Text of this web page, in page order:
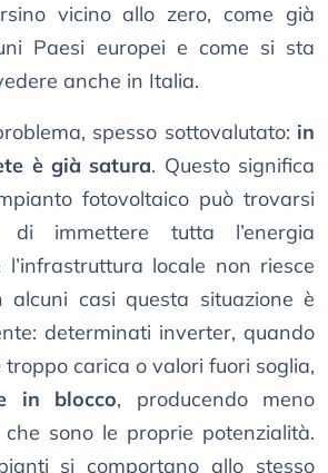
vicino allo zero, come già
Paesi europei e come si sta
anche in Italia.
spesso sottovalutato: in
è già satura. Questo significa
fotovoltaico può trovarsi
di immettere tutta l’energia
locale non riesce
alcuni casi questa situazione è
determinati inverter, quando
carica o valori fuori soglia,
in blocco, producendo meno
sono le proprie potenzialità.
si comportano allo stesso